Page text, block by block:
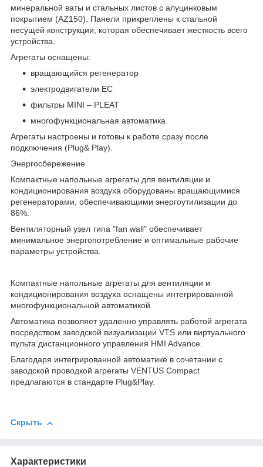
минеральной ваты и стальных листов с алуцинковым
покрытием (AZ150). Панели прикреплены к стальной
несущей конструкции, которая обеспечивает жесткость всего
устройства.
Агрегаты оснащены:
вращающийся регенератор
электродвигатели EC
фильтры MINI – PLEAT
многофункциональная автоматика
Агрегаты настроены и готовы к работе сразу после
подключения (Plug& Play).
Энергосбережение
Компактные напольные агрегаты для вентиляции и
кондиционирования воздуха оборудованы вращающимися
регенераторами, обеспечивающими энергоутилизации до
86%.
Вентиляторный узел типа "fan wall" обеспечивает
минимальное энергопотребление и оптимальные рабочие
параметры устройства.
Компактные напольные агрегаты для вентиляции и
кондиционирования воздуха оснащены интегрированной
многофункциональной автоматикой
Автоматика позволяет удаленно управлять работой агрегата
посредством заводской визуализации VTS или виртуального
пульта дистанционного управления HMI Advance.
Благодаря интегрированной автоматике в сочетании с
заводской проводкой агрегаты VENTUS Compact
предлагаются в стандарте Plug&Play.
Скрыть
Характеристики